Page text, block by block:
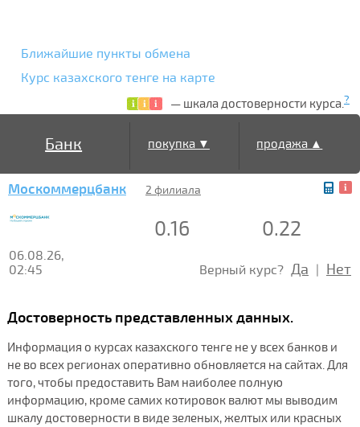
Ближайшие пункты обмена
Курс казахского тенге на карте
— шкала достоверности курса.?
Банк покупка ▼ продажа ▲
Москоммерцбанк 2 филиала
0.16 0.22
06.08.26,
02:45
Верный курс? Да | Нет
Достоверность представленных данных.
Информация о курсах казахского тенге не у всех банков и
не во всех регионах оперативно обновляется на сайтах. Для
того, чтобы предоставить Вам наиболее полную
информацию, кроме самих котировок валют мы выводим
шкалу достоверности в виде зеленых, желтых или красных